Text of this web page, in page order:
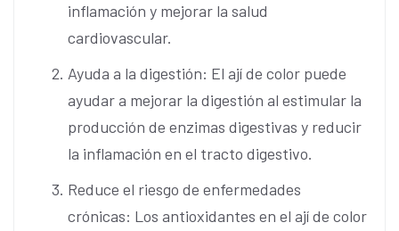
inflamación y mejorar la salud
cardiovascular.
Ayuda a la digestión: El ají de color puede
ayudar a mejorar la digestión al estimular la
producción de enzimas digestivas y reducir
la inflamación en el tracto digestivo.
Reduce el riesgo de enfermedades
crónicas: Los antioxidantes en el ají de color